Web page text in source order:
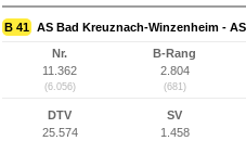
B 41 AS Bad Kreuznach-Winzenheim -
Nr.
11.362
(6.056)
B-Rang
2.804
(681)
DTV
25.574
SV
1.458